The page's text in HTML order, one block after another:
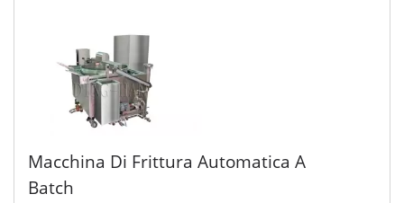
Macchina Di Frittura Automatica A
Batch